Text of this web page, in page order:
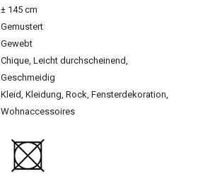
± 145 cm
Gemustert
Gewebt
Chique, Leicht durchscheinend,
Geschmeidig
Kleid, Kleidung, Rock, Fensterdekoration,
Wohnaccessoires